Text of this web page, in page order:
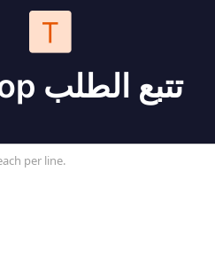
Tomtop تتبع الطلب
per line.